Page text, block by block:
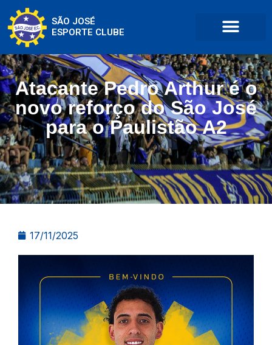
SÃO JOSÉ
ESPORTE CLUBE
Atacante Pedro Arthur é o
novo reforço do São José
para o Paulistão A2
17/11/2025